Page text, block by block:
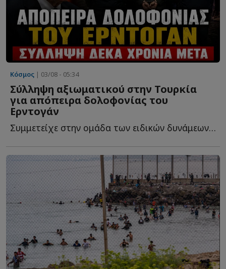
Κόσμος | 03/08 - 05:34
Σύλληψη αξιωματικού στην Τουρκία
για απόπειρα δολοφονίας του
Ερντογάν
Συμμετείχε στην ομάδα των ειδικών δυνάμεων που κινήθηκε ε...